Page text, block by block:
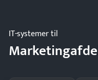
IT-systemer til